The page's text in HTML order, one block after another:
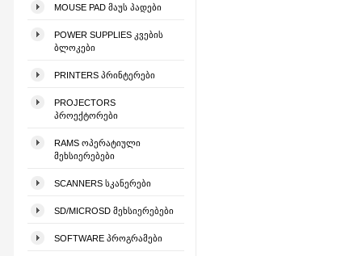
MOUSE PAD ᲛᲐᲣᲡ ᲞᲐᲓᲔᲑᲘ
POWER SUPPLIES ᲙᲕᲔᲑᲘᲡ
ᲑᲚᲝᲙᲔᲑᲘ
PRINTERS ᲞᲠᲘᲜᲢᲔᲠᲔᲑᲘ
PROJECTORS
ᲞᲠᲝᲔᲥᲢᲝᲠᲔᲑᲘ
RAMS ᲝᲞᲔᲠᲐᲢᲘᲣᲚᲘ
ᲛᲔᲮᲡᲘᲔᲠᲔᲑᲔᲑᲘ
SCANNERS ᲡᲙᲐᲜᲔᲠᲔᲑᲘ
SD/MICROSD ᲛᲔᲮᲡᲘᲔᲠᲔᲑᲔᲑᲘ
SOFTWARE ᲞᲠᲝᲒᲠᲐᲛᲔᲑᲘ